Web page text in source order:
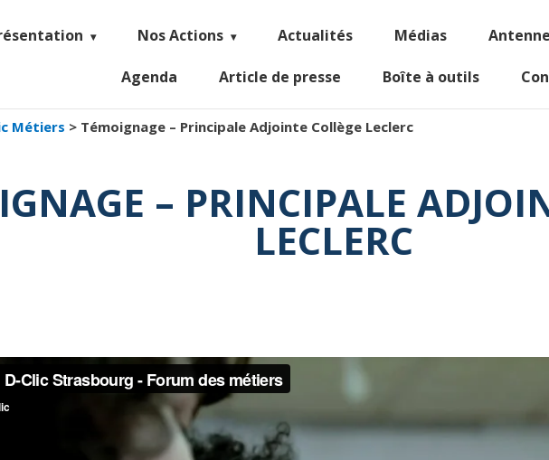
Nos Actions Actualités Médias
Agenda Article de presse Boîte à outils
Métiers > Témoignage – Principale Adjointe Collège Leclerc
– PRINCIPALE
LECLERC